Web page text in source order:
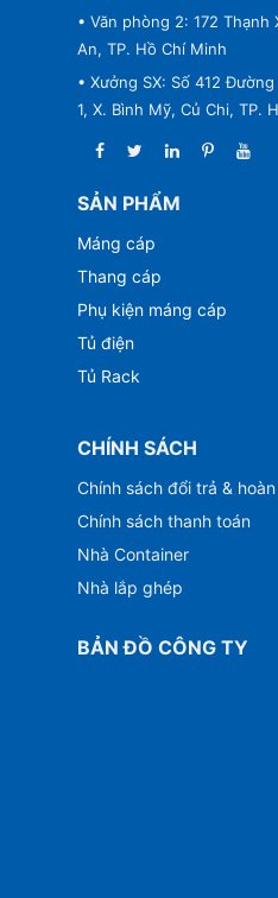
• Văn phòng 2: 172 Thạnh
An, TP. Hồ Chí Minh
• Xưởng SX: Số 412
1, X. Bình Mỹ, Củ Chi, TP.
SẢN PHẨM
Máng cáp
Thang cáp
Phụ kiện máng cáp
Tủ điện
Tủ Rack
CHÍNH SÁCH
Chính sách đổi trả &
Chính sách thanh toán
Nhà Container
Nhà lắp ghép
BẢN ĐỒ CÔNG TY